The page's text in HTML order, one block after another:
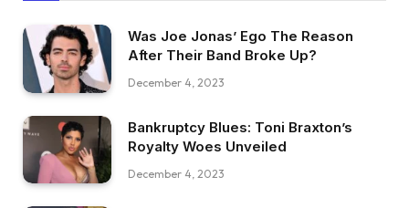
Was Joe Jonas’ Ego The Reason
After Their Band Broke Up?
December 4, 2023
Bankruptcy Blues: Toni Braxton’s
Royalty Woes Unveiled
December 4, 2023